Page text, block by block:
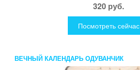
320 руб.
Посмотреть сейчас
ВЕЧНЫЙ КАЛЕНДАРЬ ОДУВАНЧИК